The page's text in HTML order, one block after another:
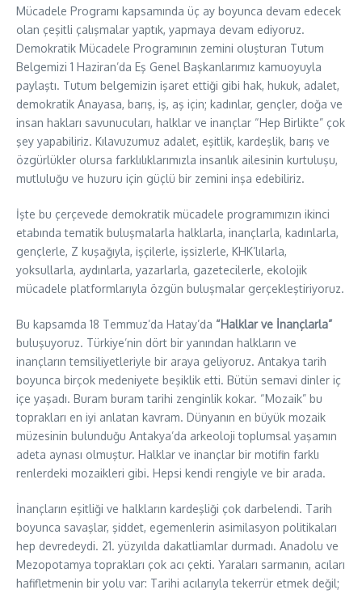
Mücadele Programı kapsamında üç ay boyunca devam edecek
olan çeşitli çalışmalar yaptık, yapmaya devam ediyoruz.
Demokratik Mücadele Programının zemini oluşturan Tutum
Belgemizi 1 Haziran’da Eş Genel Başkanlarımız kamuoyuyla
paylaştı. Tutum belgemizin işaret ettiği gibi hak, hukuk, adalet,
demokratik Anayasa, barış, iş, aş için; kadınlar, gençler, doğa ve
insan hakları savunucuları, halklar ve inançlar “Hep Birlikte” çok
şey yapabiliriz. Kılavuzumuz adalet, eşitlik, kardeşlik, barış ve
özgürlükler olursa farklılıklarımızla insanlık ailesinin kurtuluşu,
mutluluğu ve huzuru için güçlü bir zemini inşa edebiliriz.
İşte bu çerçevede demokratik mücadele programımızın ikinci
etabında tematik buluşmalarla halklarla, inançlarla, kadınlarla,
gençlerle, Z kuşağıyla, işçilerle, işsizlerle, KHK’lılarla,
yoksullarla, aydınlarla, yazarlarla, gazetecilerle, ekolojik
mücadele platformlarıyla özgün buluşmalar gerçekleştiriyoruz.
Bu kapsamda 18 Temmuz’da Hatay’da “Halklar ve İnançlarla”
buluşuyoruz. Türkiye’nin dört bir yanından halkların ve
inançların temsiliyetleriyle bir araya geliyoruz. Antakya tarih
boyunca birçok medeniyete beşiklik etti. Bütün semavi dinler iç
içe yaşadı. Buram buram tarihi zenginlik kokar. “Mozaik” bu
toprakları en iyi anlatan kavram. Dünyanın en büyük mozaik
müzesinin bulunduğu Antakya’da arkeoloji toplumsal yaşamın
adeta aynası olmuştur. Halklar ve inançlar bir motifin farklı
renlerdeki mozaikleri gibi. Hepsi kendi rengiyle ve bir arada.
İnançların eşitliği ve halkların kardeşliği çok darbelendi. Tarih
boyunca savaşlar, şiddet, egemenlerin asimilasyon politikaları
hep devredeydi. 21. yüzyılda dakatliamlar durmadı. Anadolu ve
Mezopotamya toprakları çok acı çekti. Yaraları sarmanın, acıları
hafifletmenin bir yolu var: Tarihi acılarıyla tekerrür etmek değil;